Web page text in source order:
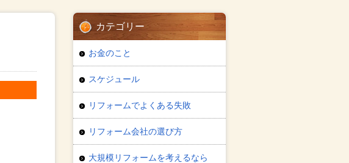
カテゴリー
お金のこと
スケジュール
リフォームでよくある失敗
リフォーム会社の選び方
大規模リフォームを考えるなら